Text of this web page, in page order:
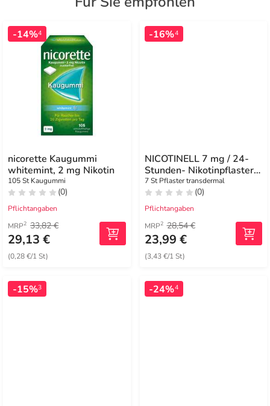
-14%4
nicorette Kaugummi
whitemint, 2 mg Nikotin
105 St Kaugummi
(0)
Pflichtangaben
MRP2 33,82 €
29,13 €
(0,28 €/1 St)
-16%4
NICOTINELL 7 mg / 24-
Stunden- Nikotinpflaster,
Pflasterstärke Leicht (3)
7 St Pflaster transdermal
(0)
Pflichtangaben
MRP2 28,54 €
23,99 €
(3,43 €/1 St)
-15%3 -24%4